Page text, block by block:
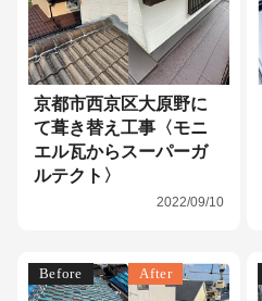
京都市西京区大原野に
て葺き替え工事〈モニ
エル瓦からスーパーガ
ルテクト〉
2022/09/10
Before After